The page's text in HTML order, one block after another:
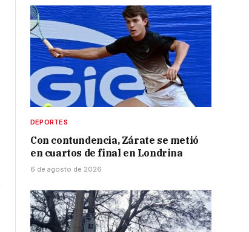
DEPORTES
Con contundencia, Zárate se metió
en cuartos de final en Londrina
6 de agosto de 2026